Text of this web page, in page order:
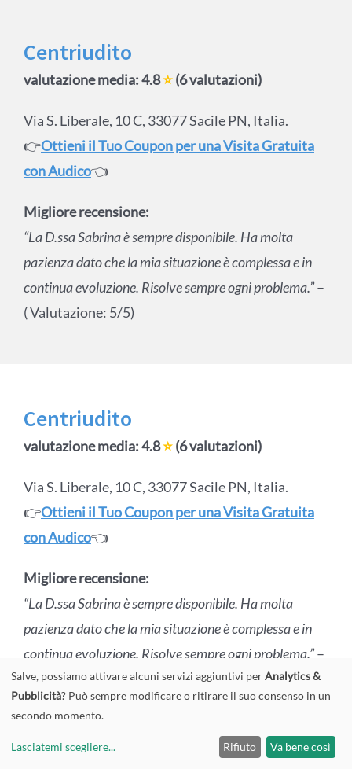
Centriudito
valutazione media: 4.8⭐(6 valutazioni)
Via S. Liberale, 10 C, 33077 Sacile PN, Italia.
👉Ottieni il Tuo Coupon per una Visita Gratuita
con Audico👈
Migliore recensione:
“La D.ssa Sabrina è sempre disponibile. Ha molta
pazienza dato che la mia situazione è complessa e in
continua evoluzione. Risolve sempre ogni problema.”–
( Valutazione: 5/5)
Centriudito
valutazione media: 4.8⭐(6 valutazioni)
Via S. Liberale, 10 C, 33077 Sacile PN, Italia.
👉Ottieni il Tuo Coupon per una Visita Gratuita
con Audico👈
Migliore recensione:
“La D.ssa Sabrina è sempre disponibile. Ha molta
pazienza dato che la mia situazione è complessa e in
continua evoluzione. Risolve sempre ogni problema.”–
( Valutazione: 5/5)
Salve, possiamo attivare alcuni servizi aggiuntivi perAnalytics &
Pubblicità? Può sempre modificare o ritirare il suo consenso in un
secondo momento.
Lasciatemi scegliere... Rifiuto Va bene così